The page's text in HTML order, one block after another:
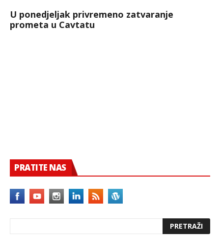
U ponedjeljak privremeno zatvaranje
prometa u Cavtatu
PRATITE NAS